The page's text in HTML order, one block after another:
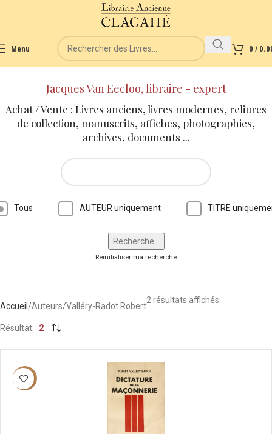
Menu 0 /
Jacques Van Eecloo, libraire - expert
Achat / Vente : Livres anciens, livres modernes, reliures
de collection, manuscrits, affiches, photographies,
archives, documents ...
Tous AUTEUR uniquement TITRE
Réinitialiser ma recherche
Accueil Auteurs Valléry-Radot Robert
2 résultats affichés
Résultat 2
-40%